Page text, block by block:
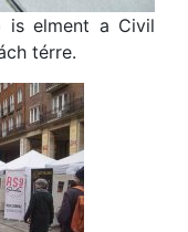
is elment a Civil
térre.